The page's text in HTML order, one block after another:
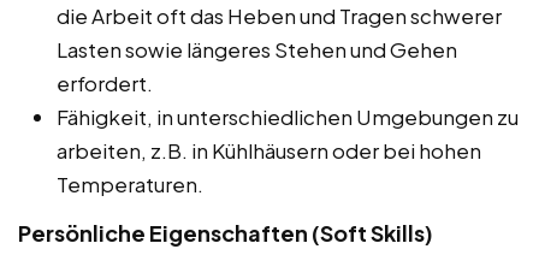
die Arbeit oft das Heben und Tragen schwerer
Lasten sowie längeres Stehen und Gehen
erfordert.
Fähigkeit, in unterschiedlichen Umgebungen zu
arbeiten, z.B. in Kühlhäusern oder bei hohen
Temperaturen.
Persönliche Eigenschaften (Soft Skills)